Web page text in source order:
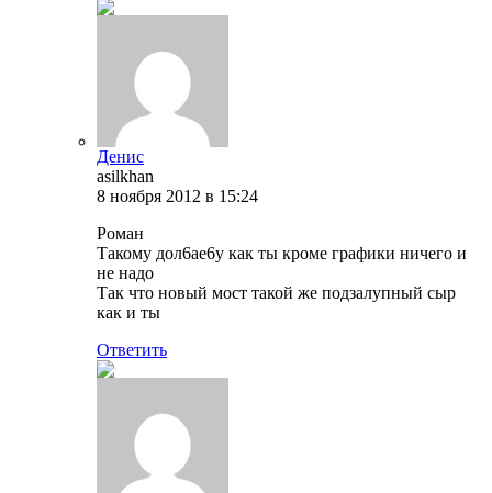
Денис
asilkhan
8 ноября 2012 в 15:24
Роман
Такому дол6ае6y как ты кроме графики ничего и
не надо
Так что новый мост такой же подзалупный сыр
как и ты
Ответить